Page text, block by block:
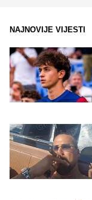
NAJNOVIJE VIJESTI